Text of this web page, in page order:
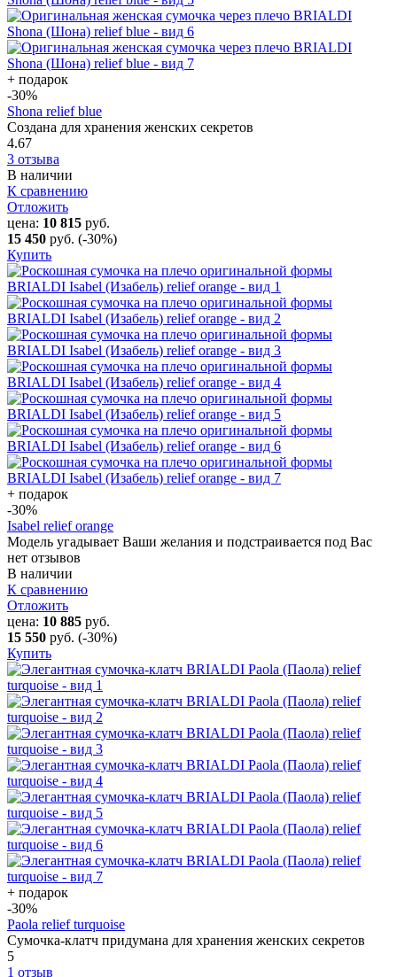
+ подарок
-30%
Shona relief blue
Создана для хранения женских секретов
4.67
3 отзыва
В наличии
К сравнению
Отложить
цена: 10 815 руб.
15 450 руб. (-30%)
Купить
+ подарок
-30%
Isabel relief orange
Модель угадывает Ваши желания и подстраивается под Вас
нет отзывов
В наличии
К сравнению
Отложить
цена: 10 885 руб.
15 550 руб. (-30%)
Купить
+ подарок
-30%
Paola relief turquoise
Сумочка-клатч придумана для хранения женских секретов
5
1 отзыв